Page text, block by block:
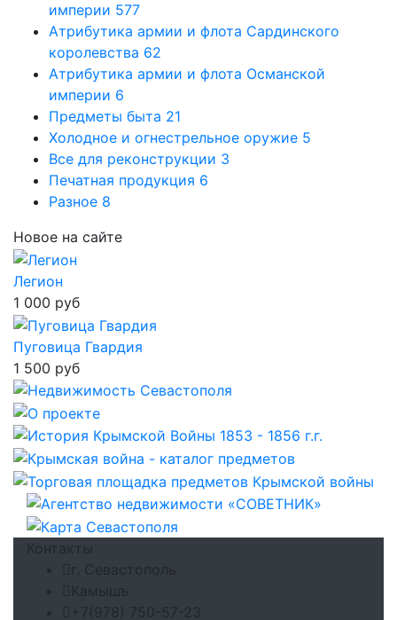
империи 577
Атрибутика армии и флота Сардинского
королевства 62
Атрибутика армии и флота Османской
империи 6
Предметы быта 21
Холодное и огнестрельное оружие 5
Все для реконструкции 3
Печатная продукция 6
Разное 8
Новое на сайте
Легион
1 000 руб
Пуговица Гвардия
1 500 руб
Контакты
г. Севастополь
Камышъ
+7(978) 750-57-23